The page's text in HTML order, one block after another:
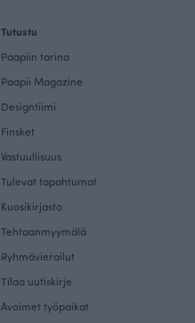
Tutustu
Paapiin tarina
Paapii Magazine
Designtiimi
Finsket
Vastuullisuus
Tulevat tapahtumat
Kuosikirjasto
Tehtaanmyymälä
Ryhmävierailut
Tilaa uutiskirje
Avoimet työpaikat